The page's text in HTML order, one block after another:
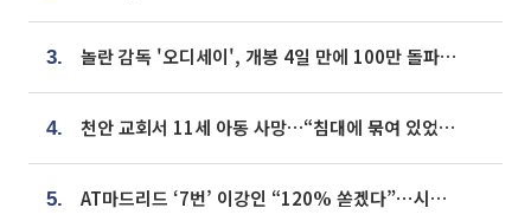
3. 놀란 감독 '오디세이', 개봉 4일 만에 100만 돌파⋯'왕사남' 보다 빠르다
4. 천안 교회서 11세 아동 사망…“침대에 묶여 있었다” 진술 확보
5. AT마드리드 ‘7번’ 이강인 “120% 쏟겠다”⋯시메오네 감독 “필요한 선수”